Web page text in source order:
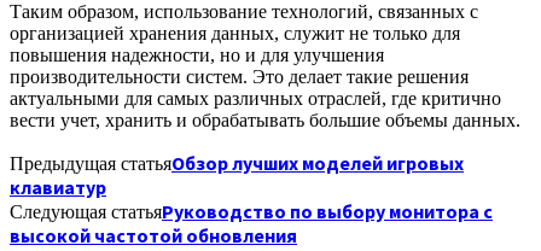
Таким образом, использование технологий, связанных с
организацией хранения данных, служит не только для
повышения надежности, но и для улучшения
производительности систем. Это делает такие решения
актуальными для самых различных отраслей, где критично
вести учет, хранить и обрабатывать большие объемы данных.
Предыдущая статьяОбзор лучших моделей игровых
клавиатур
Следующая статьяРуководство по выбору монитора с
высокой частотой обновления